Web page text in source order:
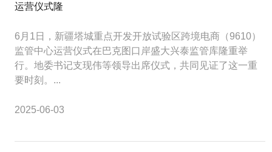
运营仪式隆
6月1日，新疆塔城重点开发开放试验区跨境电商（9610）
监管中心运营仪式在巴克图口岸盛大兴泰监管库隆重举
行。地委书记支现伟等领导出席仪式，共同见证了这一重
要时刻。...
2025-06-03